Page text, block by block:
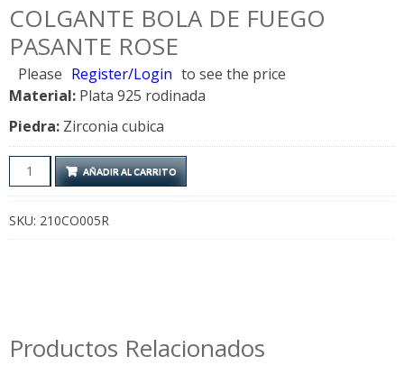
COLGANTE BOLA DE FUEGO
PASANTE ROSE
Please Register/Login to see the price
Material: Plata 925 rodinada
Piedra: Zirconia cubica
Colgante
Bola
Fuego
AÑADIR AL CARRITO
SKU: 210CO005R
Productos Relacionados